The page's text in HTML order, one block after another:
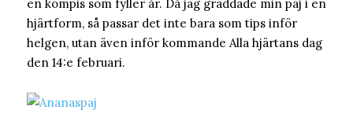
en kompis som fyller år. Då jag gräddade min paj i en
hjärtform, så passar det inte bara som tips inför
helgen, utan även inför kommande Alla hjärtans dag
den 14:e februari.